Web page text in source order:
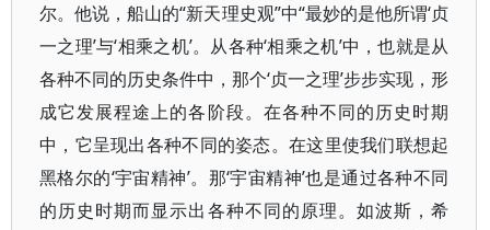
尔。他说，船山的“新天理史观”中“最妙的是他所谓‘贞
一之理’与‘相乘之机’。从各种‘相乘之机’中，也就是从
各种不同的历史条件中，那个‘贞一之理’步步实现，形
成它发展程途上的各阶段。在各种不同的历史时期
中，它呈现出各种不同的姿态。在这里使我们联想起
黑格尔的‘宇宙精神’。那‘宇宙精神’也是通过各种不同
的历史时期而显示出各种不同的原理。如波斯，希